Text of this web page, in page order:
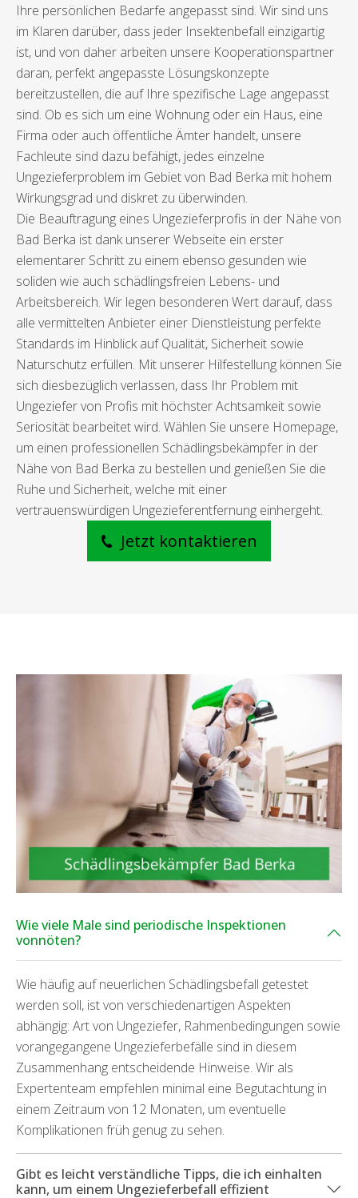
Ihre persönlichen Bedarfe angepasst sind. Wir sind uns
im Klaren darüber, dass jeder Insektenbefall einzigartig
ist, und von daher arbeiten unsere Kooperationspartner
daran, perfekt angepasste Lösungskonzepte
bereitzustellen, die auf Ihre spezifische Lage angepasst
sind. Ob es sich um eine Wohnung oder ein Haus, eine
Firma oder auch öffentliche Ämter handelt, unsere
Fachleute sind dazu befähigt, jedes einzelne
Ungezieferproblem im Gebiet von Bad Berka mit hohem
Wirkungsgrad und diskret zu überwinden.
Die Beauftragung eines Ungezieferprofis in der Nähe von
Bad Berka ist dank unserer Webseite ein erster
elementarer Schritt zu einem ebenso gesunden wie
soliden wie auch schädlingsfreien Lebens- und
Arbeitsbereich. Wir legen besonderen Wert darauf, dass
alle vermittelten Anbieter einer Dienstleistung perfekte
Standards im Hinblick auf Qualität, Sicherheit sowie
Naturschutz erfüllen. Mit unserer Hilfestellung können Sie
sich diesbezüglich verlassen, dass Ihr Problem mit
Ungeziefer von Profis mit höchster Achtsamkeit sowie
Seriosität bearbeitet wird. Wählen Sie unsere Homepage,
um einen professionellen Schädlingsbekämpfer in der
Nähe von Bad Berka zu bestellen und genießen Sie die
Ruhe und Sicherheit, welche mit einer
vertrauenswürdigen Ungezieferentfernung einhergeht.
Jetzt kontaktieren
Wie viele Male sind periodische Inspektionen
vonnöten?
Wie häufig auf neuerlichen Schädlingsbefall getestet
werden soll, ist von verschiedenartigen Aspekten
abhängig: Art von Ungeziefer, Rahmenbedingungen sowie
vorangegangene Ungezieferbefälle sind in diesem
Zusammenhang entscheidende Hinweise. Wir als
Expertenteam empfehlen minimal eine Begutachtung in
einem Zeitraum von 12 Monaten, um eventuelle
Komplikationen früh genug zu sehen.
Gibt es leicht verständliche Tipps, die ich einhalten
kann, um einem Ungezieferbefall effizient